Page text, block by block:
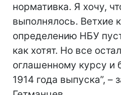
нормативка. Я хочу,
выполнялось. Ветхие
определению НБУ
как хотят. Но все
оглашенному курсу и
1914 года выпуска”, –